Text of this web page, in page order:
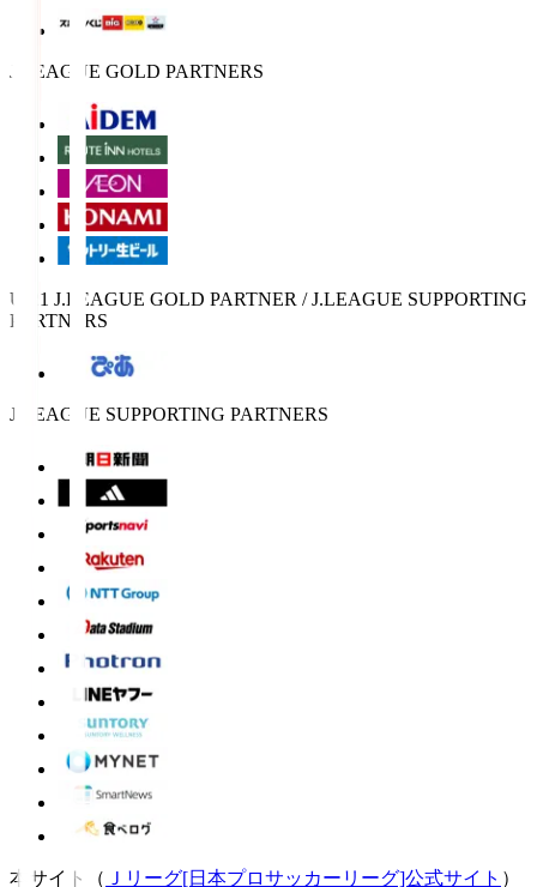
J.LEAGUE GOLD PARTNERS
U-21 J.LEAGUE GOLD PARTNER / J.LEAGUE SUPPORTING
PARTNERS
J.LEAGUE SUPPORTING PARTNERS
本サイト（ Ｊリーグ[日本プロサッカーリーグ]公式サイト ）